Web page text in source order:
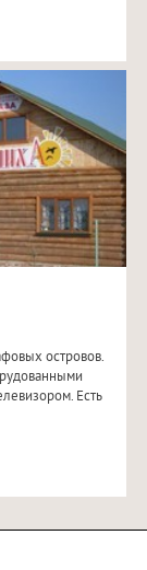
островов.
Есть